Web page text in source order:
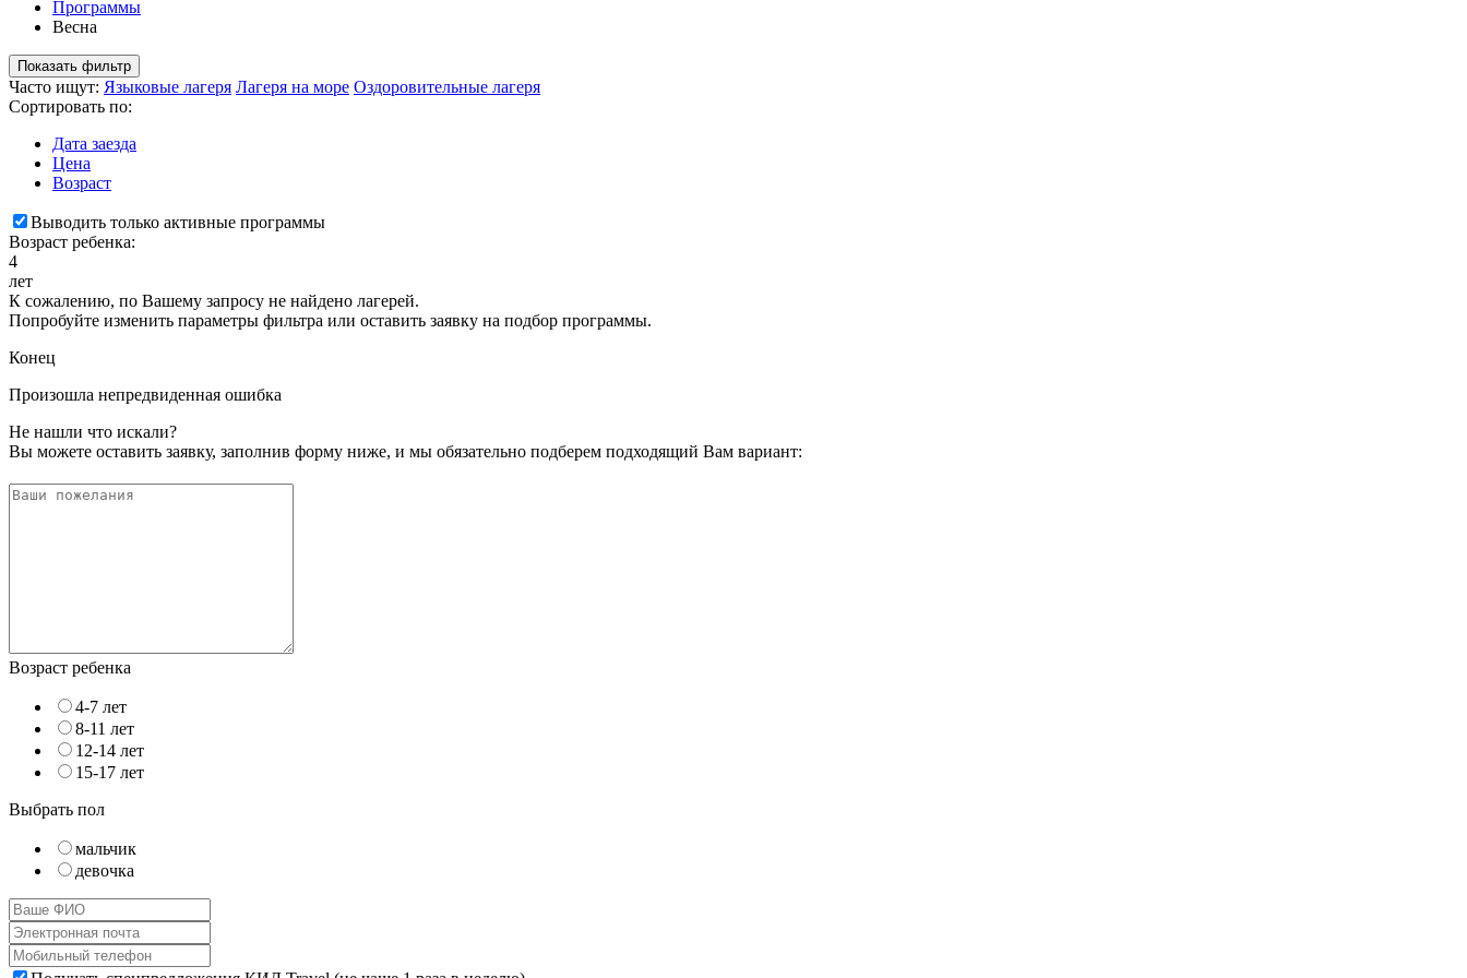
Программы
Весна
Показать фильтр
Часто ищут: Языковые лагеря Лагеря на море Оздоровительные лагеря
Сортировать по:
Дата заезда
Цена
Возраст
Выводить только активные программы
Возраст ребенка:
4
лет
К сожалению, по Вашему запросу не найдено лагерей.
Попробуйте изменить параметры фильтра или оставить заявку на подбор программы.
Конец
Произошла непредвиденная ошибка
Не нашли что искали?
Вы можете оставить заявку, заполнив форму ниже, и мы обязательно подберем подходящий Вам вариант:
Возраст ребенка
4-7 лет
8-11 лет
12-14 лет
15-17 лет
Выбрать пол
мальчик
девочка